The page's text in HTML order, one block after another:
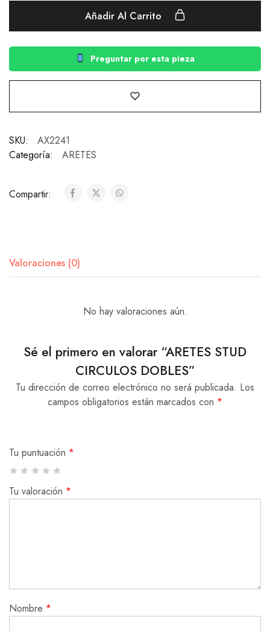
Añadir Al Carrito
Preguntar por esta pieza
SKU:
AX2241
Categoría:
ARETES
Compartir:
Valoraciones (0)
No hay valoraciones aún.
Sé el primero en valorar “ARETES STUD
CIRCULOS DOBLES”
Tu dirección de correo electrónico no será publicada. Los
campos obligatorios están marcados con *
Tu puntuación *
Tu valoración *
Nombre *